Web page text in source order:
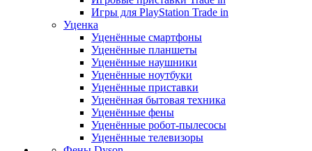
Игры для PlayStation Trade in
Уценка
Уценённые смартфоны
Уценённые планшеты
Уценённые наушники
Уценённые ноутбуки
Уценённые приставки
Уценённая бытовая техника
Уценённые фены
Уценённые робот-пылесосы
Уценённые телевизоры